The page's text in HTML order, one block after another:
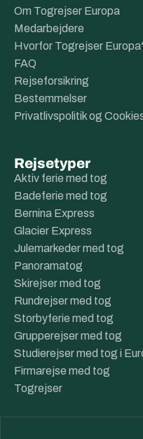
Om Togrejser Europa
Medarbejdere
Hvorfor Togrejser
FAQ
Rejseforsikring
Bestemmelser
Privatlivspolitik og
Rejsetyper
Aktiv ferie med tog
Badeferie med tog
Bernina Express
Glacier Express
Julemarkeder med tog
Panoramatog
Skirejser med tog
Rundrejser med tog
Storbyferie med tog
Grupperejser med tog
Studierejser med tog i
Firmarejse med tog
Togrejser